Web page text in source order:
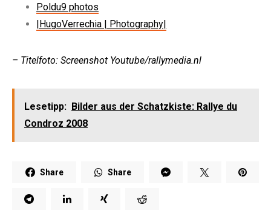
Poldu9 photos
|HugoVerrechia | Photography|
– Titelfoto: Screenshot Youtube/rallymedia.nl
Lesetipp: Bilder aus der Schatzkiste: Rallye du
Condroz 2008
Share Share